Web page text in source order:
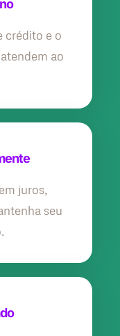
crédito e o
ao
juros,
seu